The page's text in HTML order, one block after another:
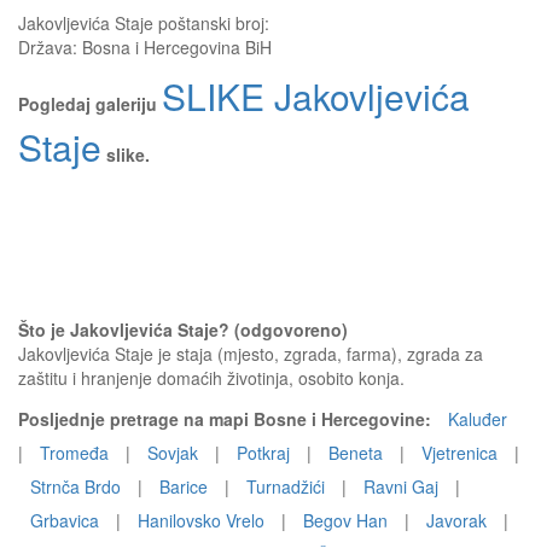
Jakovljevića Staje poštanski broj:
Država: Bosna i Hercegovina BiH
Pogledaj galeriju SLIKE Jakovljevića
Staje slike.
Što je Jakovljevića Staje? (odgovoreno)
Jakovljevića Staje je staja (mjesto, zgrada, farma), zgrada za
zaštitu i hranjenje domaćih životinja, osobito konja.
Posljednje pretrage na mapi Bosne i Hercegovine:
Kaluđer
|
Tromeđa | Sovjak | Potkraj | Beneta | Vjetrenica
|
Strnča Brdo
| Barice | Turnadžići | Ravni Gaj
|
Grbavica
| Hanilovsko Vrelo | Begov Han | Javorak
|